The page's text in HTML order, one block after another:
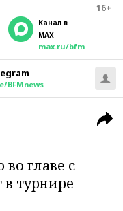
16+
Канал в
MAX
max.ru/bfm
BFMnews
главе с
турнире